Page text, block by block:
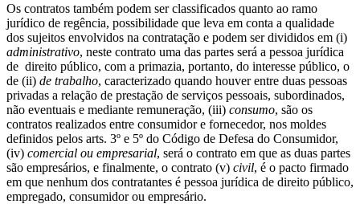
Os contratos também podem ser classificados quanto ao ramo
jurídico de regência, possibilidade que leva em conta a qualidade
dos sujeitos envolvidos na contratação e podem ser divididos em (i)
administrativo, neste contrato uma das partes será a pessoa jurídica
de direito público, com a primazia, portanto, do interesse público, o
de (ii) de trabalho, caracterizado quando houver entre duas pessoas
privadas a relação de prestação de serviços pessoais, subordinados,
não eventuais e mediante remuneração, (iii) consumo, são os
contratos realizados entre consumidor e fornecedor, nos moldes
definidos pelos arts. 3º e 5º do Código de Defesa do Consumidor,
(iv) comercial ou empresarial, será o contrato em que as duas partes
são empresários, e finalmente, o contrato (v) civil, é o pacto firmado
em que nenhum dos contratantes é pessoa jurídica de direito público,
empregado, consumidor ou empresário.